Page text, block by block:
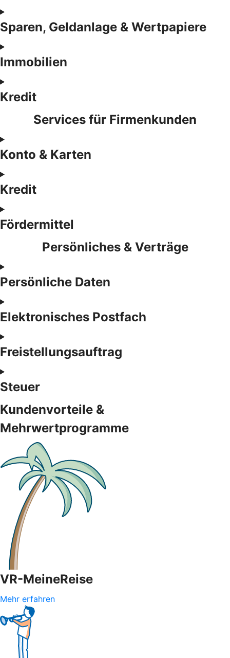
Sparen, Geldanlage & Wertpapiere
Immobilien
Kredit
Services für Firmenkunden
Konto & Karten
Kredit
Fördermittel
Persönliches & Verträge
Persönliche Daten
Elektronisches Postfach
Freistellungsauftrag
Steuer
Kundenvorteile &
Mehrwertprogramme
VR-MeineReise
Mehr erfahren